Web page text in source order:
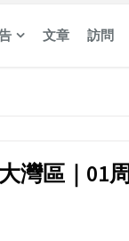
文章 訪問
灣區｜01周